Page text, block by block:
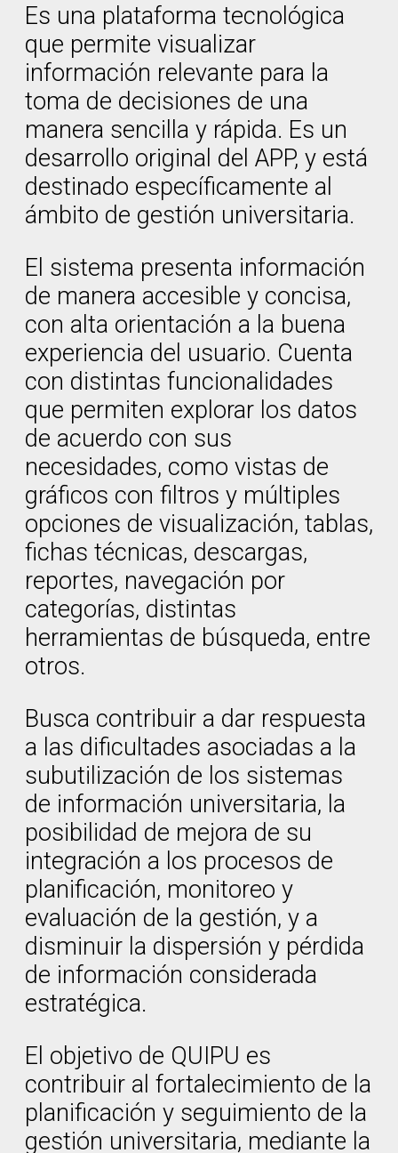
Es una plataforma tecnológica
que permite visualizar
información relevante para la
toma de decisiones de una
manera sencilla y rápida. Es un
desarrollo original del APP, y está
destinado específicamente al
ámbito de gestión universitaria.
El sistema presenta información
de manera accesible y concisa,
con alta orientación a la buena
experiencia del usuario. Cuenta
con distintas funcionalidades
que permiten explorar los datos
de acuerdo con sus
necesidades, como vistas de
gráficos con filtros y múltiples
opciones de visualización, tablas,
fichas técnicas, descargas,
reportes, navegación por
categorías, distintas
herramientas de búsqueda, entre
otros.
Busca contribuir a dar respuesta
a las dificultades asociadas a la
subutilización de los sistemas
de información universitaria, la
posibilidad de mejora de su
integración a los procesos de
planificación, monitoreo y
evaluación de la gestión, y a
disminuir la dispersión y pérdida
de información considerada
estratégica.
El objetivo de QUIPU es
contribuir al fortalecimiento de la
planificación y seguimiento de la
gestión universitaria, mediante la